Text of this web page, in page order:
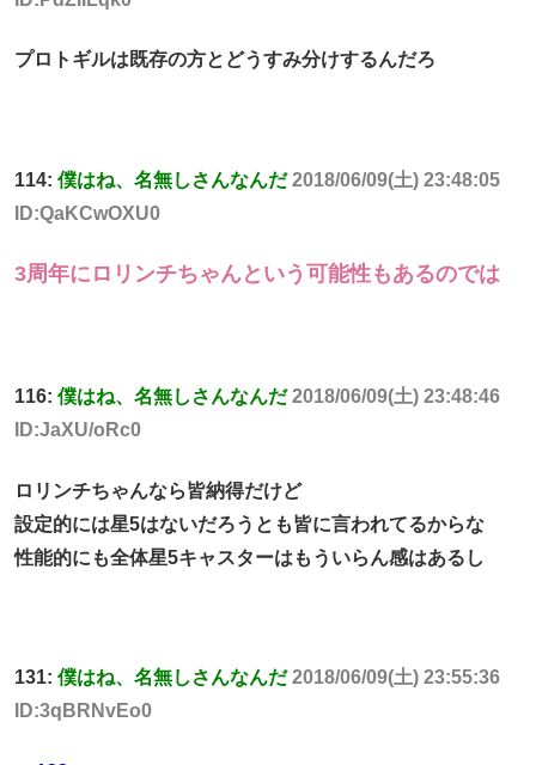
プロトギルは既存の方とどうすみ分けするんだろ
114: 僕はね、名無しさんなんだ 2018/06/09(土) 23:48:05
ID:QaKCwOXU0
3周年にロリンチちゃんという可能性もあるのでは
116: 僕はね、名無しさんなんだ 2018/06/09(土) 23:48:46
ID:JaXU/oRc0
ロリンチちゃんなら皆納得だけど
設定的には星5はないだろうとも皆に言われてるからな
性能的にも全体星5キャスターはもういらん感はあるし
131: 僕はね、名無しさんなんだ 2018/06/09(土) 23:55:36
ID:3qBRNvEo0